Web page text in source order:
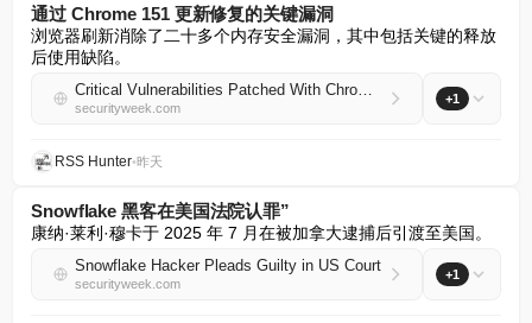
通过 Chrome 151 更新修复的关键漏洞
浏览器刷新消除了二十多个内存安全漏洞，其中包括关键的释放
后使用缺陷。
Critical Vulnerabilities Patched With Chrome 151 Update
securityweek.com
+1
RSS Hunter•昨天
Snowflake 黑客在美国法院认罪”
康纳·莱利·穆卡于 2025 年 7 月在被加拿大逮捕后引渡至美国。
Snowflake Hacker Pleads Guilty in US Court
securityweek.com
+1